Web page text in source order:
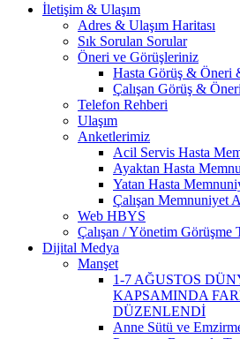
İletişim & Ulaşım
Adres & Ulaşım Haritası
Sık Sorulan Sorular
Öneri ve Görüşleriniz
Hasta Görüş & Öneri
Çalışan Görüş &
Telefon Rehberi
Ulaşım
Anketlerimiz
Acil Servis Hasta
Ayaktan Hasta
Yatan Hasta
Çalışan Memnuniyet
Web HBYS
Çalışan / Yönetim Görüşme
Dijital Medya
Manşet
1-7 AĞUSTOS
KAPSAMINDA
DÜZENLENDİ
Anne Sütü ve